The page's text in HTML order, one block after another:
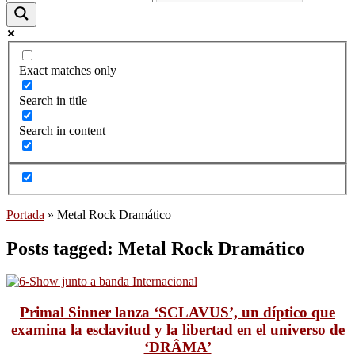
Exact matches only
Search in title
Search in content
Portada » Metal Rock Dramático
Posts tagged: Metal Rock Dramático
Primal Sinner lanza ‘SCLAVUS’, un díptico que
examina la esclavitud y la libertad en el universo de
‘DRÂMA’